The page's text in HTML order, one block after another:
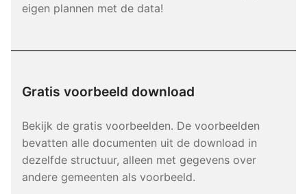
eigen plannen met de data!
Gratis voorbeeld download
Bekijk de gratis voorbeelden. De voorbeelden
bevatten alle documenten uit de download in
dezelfde structuur, alleen met gegevens over
andere gemeenten als voorbeeld.